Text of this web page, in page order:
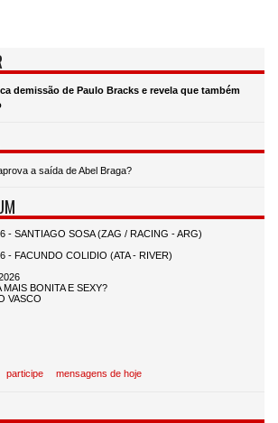
demissão de Paulo Bracks e revela que também
a saída de Abel Braga?
participe mensagens de hoje